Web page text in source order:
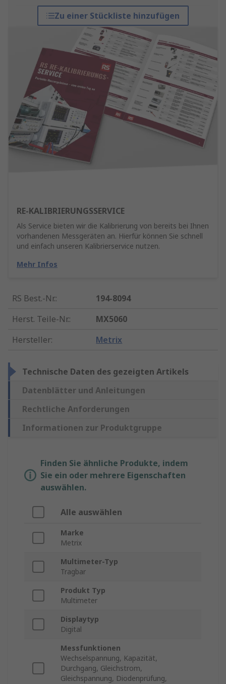
Zu einer Stückliste hinzufügen
RE-KALIBRIERUNGSSERVICE
Als Service bieten wir die Kalibrierung von bereits bei Ihnen
vorhandenen Messgeräten an. Hierfür können Sie schnell
und einfach unseren Kalibrierservice nutzen.
Mehr Infos
RS Best.-Nr.:
194-8094
Herst. Teile-Nr.:
MX5060
Hersteller: Metrix
Technische Daten des gezeigten Artikels
Datenblätter und Anleitungen
Rechtliche Anforderungen
Informationen zur Produktgruppe
Finden Sie ähnliche Produkte, indem
Sie ein oder mehrere Eigenschaften
auswählen.
Alle auswählen
Marke
Metrix
Multimeter-Typ
Tragbar
Produkt Typ
Multimeter
Displaytyp
Digital
Messfunktionen
Wechselspannung, Kapazität,
Durchgang, Gleichstrom,
Gleichspannung, Diodenprüfung,